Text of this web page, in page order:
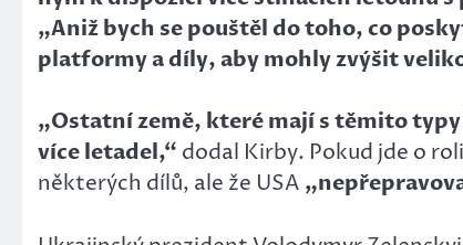
„Aniž bych se pouštěl do toho, co
platformy a díly, aby mohly zvýšit
„Ostatní země, které mají s těmito
více letadel,“ dodal Kirby. Pokud jde o
některých dílů, ale že USA